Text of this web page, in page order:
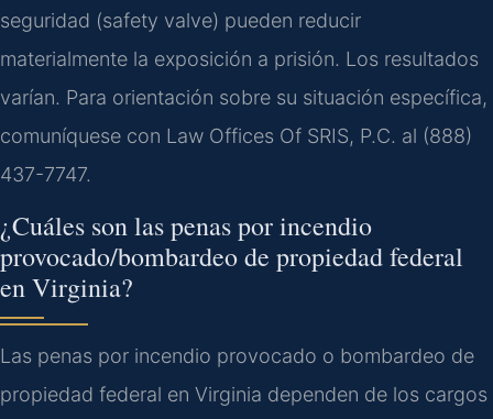
seguridad (safety valve) pueden reducir
materialmente la exposición a prisión. Los resultados
varían. Para orientación sobre su situación específica,
comuníquese con Law Offices Of SRIS, P.C. al (888)
437-7747.
¿Cuáles son las penas por incendio
provocado/bombardeo de propiedad federal
en Virginia?
Las penas por incendio provocado o bombardeo de
propiedad federal en Virginia dependen de los cargos